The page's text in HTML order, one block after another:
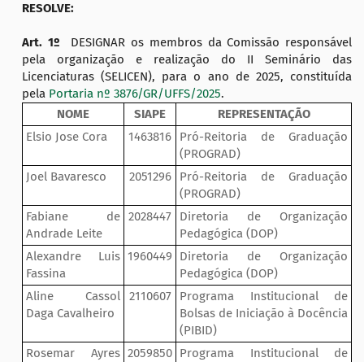
RESOLVE:
Art. 1º
DESIGNAR os membros da Comissão responsável
pela organização e realização do II Seminário das
Licenciaturas (SELICEN), para o ano de 2025, constituída
pela Portaria nº 3876/GR/UFFS/2025.
NOME
SIAPE
REPRESENTAÇÃO
Elsio Jose Cora
1463816
Pró-Reitoria de Graduação
(PROGRAD)
Joel Bavaresco
2051296
Pró-Reitoria de Graduação
(PROGRAD)
Fabiane de
Andrade Leite
2028447
Diretoria de Organização
Pedagógica (DOP)
Alexandre Luis
Fassina
1960449
Diretoria de Organização
Pedagógica (DOP)
Aline Cassol
Daga Cavalheiro
2110607
Programa Institucional de
Bolsas de Iniciação à Docência
(PIBID)
Rosemar Ayres 2059850 Programa Institucional de